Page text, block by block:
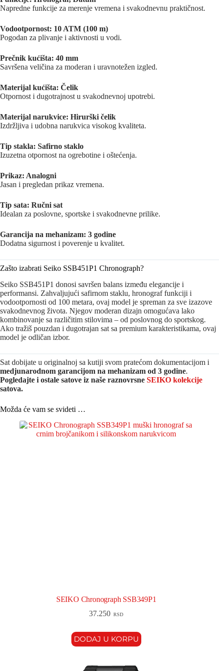
Napredne funkcije za merenje vremena i svakodnevnu praktičnost.
Vodootpornost: 10 ATM (100 m)
Pogodan za plivanje i aktivnosti u vodi.
Prečnik kućišta: 40 mm
Savršena veličina za moderan i uravnotežen izgled.
Materijal kućišta: Čelik
Otpornost i dugotrajnost u svakodnevnoj upotrebi.
Materijal narukvice: Hirurški čelik
Izdržljiva i udobna narukvica visokog kvaliteta.
Tip stakla: Safirno staklo
Izuzetna otpornost na ogrebotine i oštećenja.
Prikaz: Analogni
Jasan i pregledan prikaz vremena.
Tip sata: Ručni sat
Idealan za poslovne, sportske i svakodnevne prilike.
Garancija na mehanizam: 3 godine
Dodatna sigurnost i poverenje u kvalitet.
Zašto izabrati Seiko SSB451P1 Chronograph?
Seiko SSB451P1 donosi savršen balans između elegancije i
performansi. Zahvaljujući safirnom staklu, hronograf funkciji i
vodootpornosti od 100 metara, ovaj model je spreman za sve izazove
svakodnevnog života. Njegov moderan dizajn omogućava lako
kombinovanje sa različitim stilovima – od poslovnog do sportskog.
Ako tražiš pouzdan i dugotrajan sat sa premium karakteristikama, ovaj
model je odličan izbor.
Sat dobijate u originalnoj sa kutiji svom pratećom dokumentacijom i
medjunarodnom garancijom na mehanizam od 3 godine.
Pogledajte i ostale satove iz naše raznovrsne SEIKO kolekcije
satova.
Možda će vam se svideti …
SEIKO Chronograph SSB349P1
37.250 RSD
DODAJ U KORPU